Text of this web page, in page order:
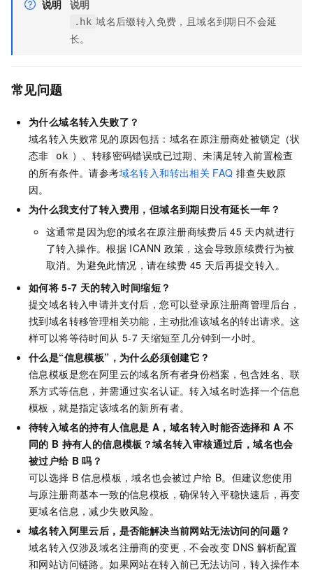
说明 说明
.hk 域名后缀转入免费，且域名到期日不会延
长。
常见问题
为什么域名转入失败了？
域名转入失败常见的原因包括：域名在原注册商处被锁定（状
态非
ok ）、转移密码错误或已过期、未满足转入前置检查
的所有条件。请参考域名转入和转出相关 FAQ 排查失败原
因。
为什么我支付了转入费用，但域名到期日没有延长一年？
这通常是因为您的域名在原注册商续费后 45 天内就进行
了转入操作。根据 ICANN 政策，这会导致原续费行为被
取消。为避免此情况，请在续费 45 天后再提交转入。
如何将 5-7 天的转入时间缩短？
提交域名转入申请并支付后，您可以登录原注册商管理后台，
找到域名转移管理相关功能，主动批准该域名的转出请求。这
样可以将等待时间从 5-7 天缩短至几分钟到一小时。
什么是“信息模板”，为什么必须创建它？
信息模板是您在阿里云的域名所有者身份档案，包含姓名、联
系方式等信息 ，并需通过实名认证。转入域名时选择一个信息
模板，就是指定该域名的新所有者。
待转入域名的持有人信息是 A，域名转入时能否选择和 A 不
同的 B 持有人的信息模板？域名转入审核通过后，域名也会
被过户给 B 吗？
可以选择 B 信息模板，域名也会被过户给 B。但建议您使用
与原注册商基本一致的信息模板，确保转入平稳快速后，再变
更域名信息，减少失败风险。
域名转入阿里云后，是否能解决当前网站无法访问的问题？
域名转入仅涉及域名注册商的变更，不会改变 DNS 解析配置
和网站访问链路。如果网站在转入前已无法访问，转入操作本